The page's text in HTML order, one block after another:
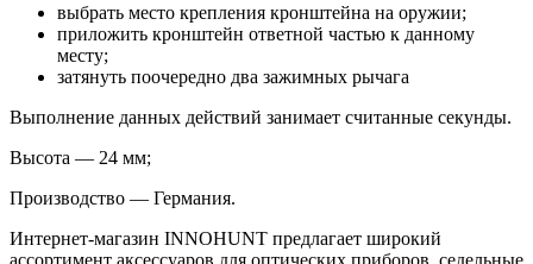
выбрать место крепления кронштейна на оружии;
приложить кронштейн ответной частью к данному
месту;
затянуть поочередно два зажимных рычага
Выполнение данных действий занимает считанные секунды.
Высота — 24 мм;
Производство — Германия.
Интернет-магазин INNOHUNT предлагает широкий
ассортимент аксессуаров для оптических приборов, седельные